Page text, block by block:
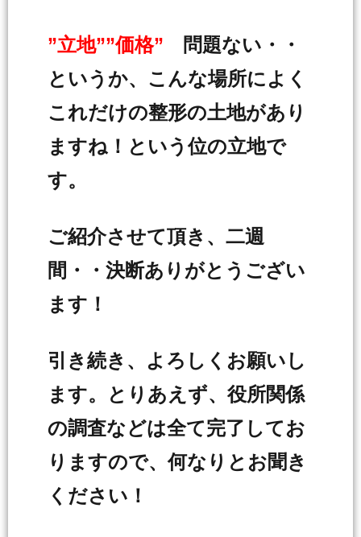
”立地””価格” 問題ない・・
というか、こんな場所によく
これだけの整形の土地があり
ますね！という位の立地で
す。
ご紹介させて頂き、二週
間・・決断ありがとうござい
ます！
引き続き、よろしくお願いし
ます。とりあえず、役所関係
の調査などは全て完了してお
りますので、何なりとお聞き
ください！